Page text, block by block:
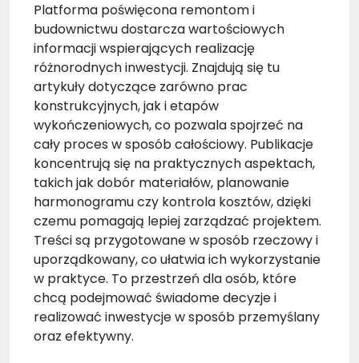
Platforma poświęcona remontom i
budownictwu dostarcza wartościowych
informacji wspierających realizację
różnorodnych inwestycji. Znajdują się tu
artykuły dotyczące zarówno prac
konstrukcyjnych, jak i etapów
wykończeniowych, co pozwala spojrzeć na
cały proces w sposób całościowy. Publikacje
koncentrują się na praktycznych aspektach,
takich jak dobór materiałów, planowanie
harmonogramu czy kontrola kosztów, dzięki
czemu pomagają lepiej zarządzać projektem.
Treści są przygotowane w sposób rzeczowy i
uporządkowany, co ułatwia ich wykorzystanie
w praktyce. To przestrzeń dla osób, które
chcą podejmować świadome decyzje i
realizować inwestycje w sposób przemyślany
oraz efektywny.